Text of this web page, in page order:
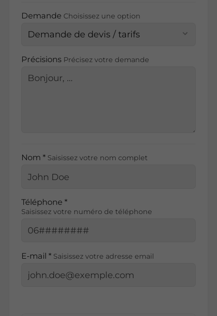
Demande Choisissez une option
Précisions Précisez votre demande
Nom * Saisissez votre nom complet
Téléphone *
Saisissez votre numéro de téléphone
E-mail * Saisissez votre adresse email